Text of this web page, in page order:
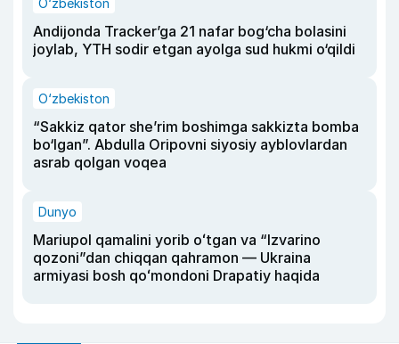
Andijonda Tracker’ga 21 nafar bog‘cha bolasini
joylab, YTH sodir etgan ayolga sud hukmi o‘qildi
O‘zbekiston
“Sakkiz qator she’rim boshimga sakkizta bomba
bo‘lgan”. Abdulla Oripovni siyosiy ayblovlardan
asrab qolgan voqea
Dunyo
Mariupol qamalini yorib oʻtgan va “Izvarino
qozoni”dan chiqqan qahramon — Ukraina
armiyasi bosh qoʻmondoni Drapatiy haqida